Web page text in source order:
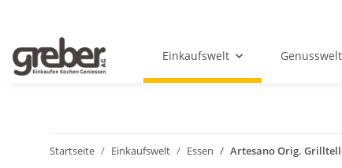
Einkaufswelt Genusswelt
Startseite Einkaufswelt Essen Artesano Orig.